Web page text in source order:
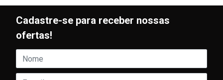
Cadastre-se para receber nossas
ofertas!